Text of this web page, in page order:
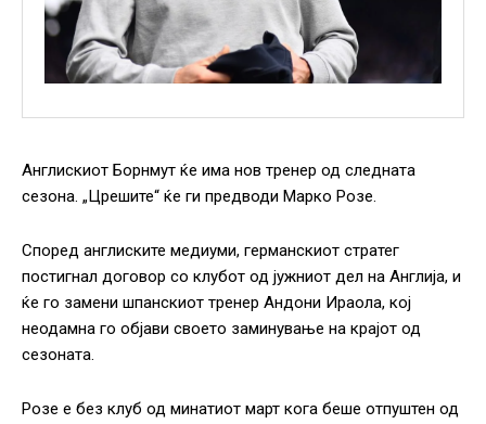
Англискиот Борнмут ќе има нов тренер од следната
сезона. „Црешите“ ќе ги предводи Марко Розе.
Според англиските медиуми, германскиот стратег
постигнал договор со клубот од јужниот дел на Англија, и
ќе го замени шпанскиот тренер Андони Ираола, кој
неодамна го објави своето заминување на крајот од
сезоната.
Розе е без клуб од минатиот март кога беше отпуштен од